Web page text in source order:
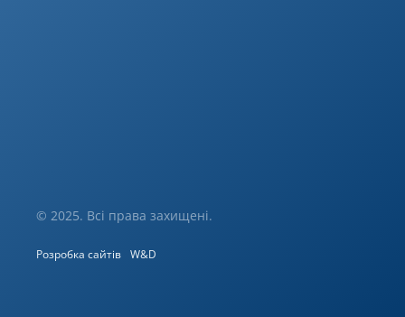
© 2025. Всі права захищені.
Розробка сайтів W&D